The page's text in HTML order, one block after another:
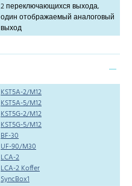
2 переключающихся выхода,
один отображаемый аналоговый
выход
KST5A-2/M12
KST5A-5/M12
KST5G-2/M12
KST5G-5/M12
BF-30
UF-90/M30
LCA-2
LCA-2 Koffer
SyncBox1